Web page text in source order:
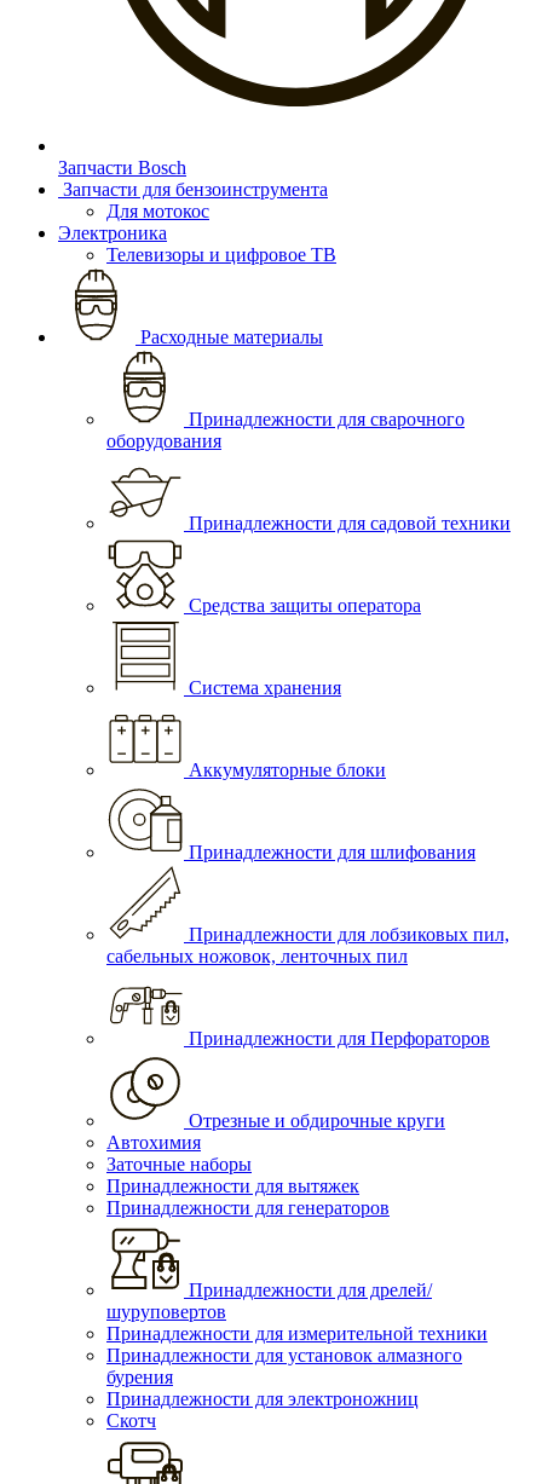
Запчасти Bosch
Запчасти для бензоинструмента
Для мотокос
Электроника
Телевизоры и цифровое ТВ
Расходные материалы
Принадлежности для сварочного
оборудования
Принадлежности для садовой техники
Средства защиты оператора
Система хранения
Аккумуляторные блоки
Принадлежности для шлифования
Принадлежности для лобзиковых пил,
сабельных ножовок, ленточных пил
Принадлежности для Перфораторов
Отрезные и обдирочные круги
Автохимия
Заточные наборы
Принадлежности для вытяжек
Принадлежности для генераторов
Принадлежности для дрелей/
шуруповертов
Принадлежности для измерительной техники
Принадлежности для установок алмазного
бурения
Принадлежности для электроножниц
Скотч